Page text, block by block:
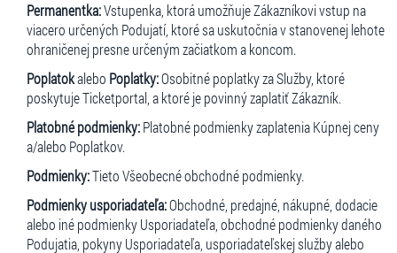
Permanentka:Vstupenka, ktorá umožňuje Zákazníkovi vstup na
viacero určených Podujatí, ktoré sa uskutočnia v stanovenej lehote
ohraničenej presne určeným začiatkom a koncom.
Poplatokalebo Poplatky:Osobitné poplatky za Služby, ktoré
poskytuje Ticketportal, a ktoré je povinný zaplatiť Zákazník.
Platobné podmienky:Platobné podmienky zaplatenia Kúpnej ceny
a/alebo Poplatkov.
Podmienky:Tieto Všeobecné obchodné podmienky.
Podmienky usporiadateľa:Obchodné, predajné, nákupné, dodacie
alebo iné podmienky Usporiadateľa, obchodné podmienky daného
Podujatia, pokyny Usporiadateľa, usporiadateľskej služby alebo